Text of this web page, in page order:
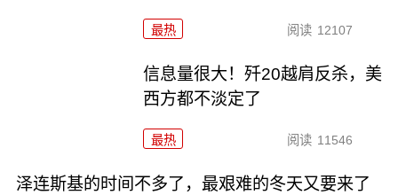
最热 阅读 12107
信息量很大！歼20越肩反杀，美
西方都不淡定了
最热 阅读 11546
泽连斯基的时间不多了，最艰难的冬天又要来了